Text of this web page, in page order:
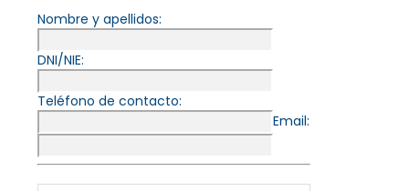
Nombre y apellidos:
DNI/NIE:
Teléfono de contacto:
Email: